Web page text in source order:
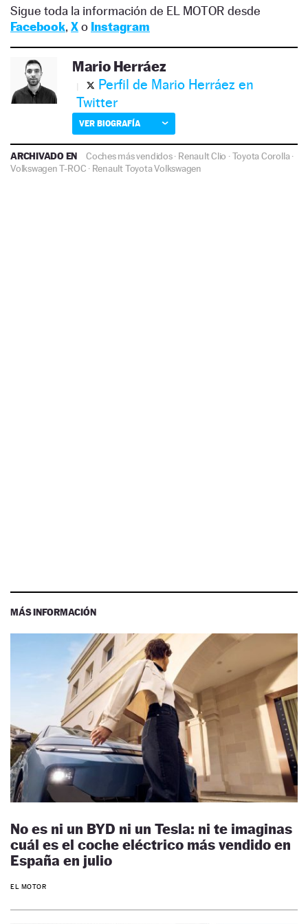
Sigue toda la información de EL MOTOR desde
Facebook, Xo Instagram
Mario Herráez
Perfil de Mario Herráez en
Twitter
VER BIOGRAFÍA
ARCHIVADO EN Coches más vendidos· Renault Clio ·Toyota Corolla·
Volkswagen T-ROC · RenaultToyotaVolkswagen
MÁS INFORMACIÓN
No es ni un BYD ni un Tesla: ni te imaginas
cuál es el coche eléctrico más vendido en
España en julio
EL MOTOR